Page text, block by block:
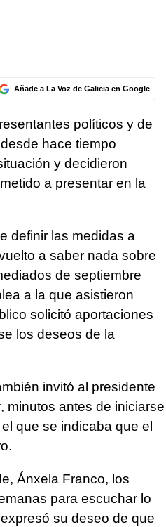
Añade a La Voz de Galicia en Google
políticos y de
hace tiempo
y decidieron
a presentar en la
definir las medidas a
a saber nada sobre
de septiembre
a la que asistieron
solicitó aportaciones
los deseos de la
invitó al presidente
minutos antes de iniciarse
que se indicaba que el
Ánxela Franco, los
para escuchar lo
su deseo de que